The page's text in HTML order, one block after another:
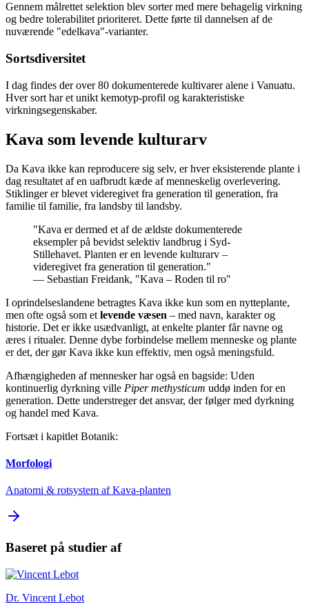
Gennem målrettet selektion blev sorter med mere behagelig virkning
og bedre tolerabilitet prioriteret. Dette førte til dannelsen af de
nuværende "edelkava"-varianter.
Sortsdiversitet
I dag findes der over 80 dokumenterede kultivarer alene i Vanuatu.
Hver sort har et unikt kemotyp-profil og karakteristiske
virkningsegenskaber.
Kava som levende kulturarv
Da Kava ikke kan reproducere sig selv, er hver eksisterende plante i
dag resultatet af en uafbrudt kæde af menneskelig overlevering.
Stiklinger er blevet videregivet fra generation til generation, fra
familie til familie, fra landsby til landsby.
"Kava er dermed et af de ældste dokumenterede
eksempler på bevidst selektiv landbrug i Syd-
Stillehavet. Planten er en levende kulturarv –
videregivet fra generation til generation."
— Sebastian Freidank, "Kava – Roden til ro"
I oprindelseslandene betragtes Kava ikke kun som en nytteplante,
men ofte også som et levende væsen – med navn, karakter og
historie. Det er ikke usædvanligt, at enkelte planter får navne og
æres i ritualer. Denne dybe forbindelse mellem menneske og plante
er det, der gør Kava ikke kun effektiv, men også meningsfuld.
Afhængigheden af mennesker har også en bagside: Uden
kontinuerlig dyrkning ville Piper methysticum uddø inden for en
generation. Dette understreger det ansvar, der følger med dyrkning
og handel med Kava.
Fortsæt i kapitlet Botanik:
Morfologi
Anatomi & rotsystem af Kava-planten
Baseret på studier af
Dr. Vincent Lebot